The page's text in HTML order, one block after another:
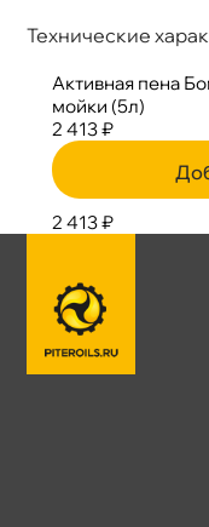
Технические
Активная пена
мойки (5л)
2 413 ₽
2 413 ₽